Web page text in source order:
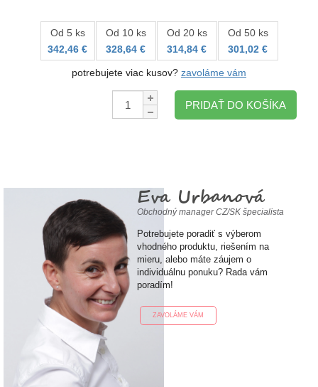
Od 5 ks
342,46 €
Od 10 ks
328,64 €
Od 20 ks
314,84 €
Od 50 ks
301,02 €
potrebujete viac kusov? zavoláme vám
Množstvo:
PRIDAŤ DO KOŠÍKA
Eva Urbanová
Obchodný manager CZ/SK špecialista
Potrebujete poradiť s výberom
vhodného produktu, riešením na
mieru, alebo máte záujem o
individuálnu ponuku? Rada vám
poradím!
ZAVOLÁME VÁM